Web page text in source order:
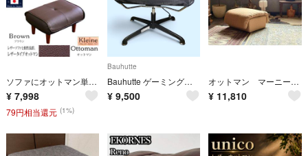
ソファにオットマン単品 Kleine クレーナ 汚れに強い合皮 レザータイプ 日本製 BRブラウン 送料無料
¥ 7,998
79円相当還元 (1%)
Bauhutte
Bauhutte ゲーミングオットマン ワイドBOT-700M BK メッシュ
¥ 9,500
オットマン マーニー スツール フットスツール クッションスツール nK
¥ 11,810